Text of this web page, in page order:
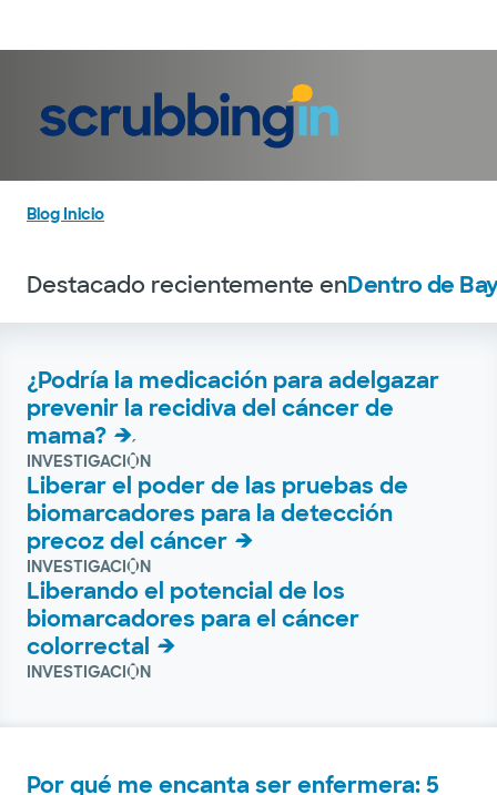
Blog Inicio
Destacado recientemente enDentro de
¿Podría la medicación para adelgazar
prevenir la recidiva del cáncer de
mama?
INVESTIGACIÓN
Liberar el poder de las pruebas de
biomarcadores para la detección
precoz del cáncer
INVESTIGACIÓN
Liberando el potencial de los
biomarcadores para el cáncer
colorrectal
INVESTIGACIÓN
Por qué me encanta ser enfermera: 5